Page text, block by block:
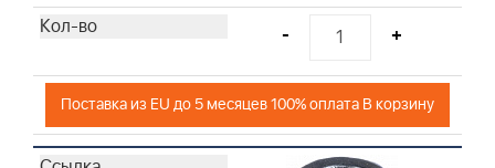
- +
Поставка из EU до 5 месяцев 100% оплата В корзину